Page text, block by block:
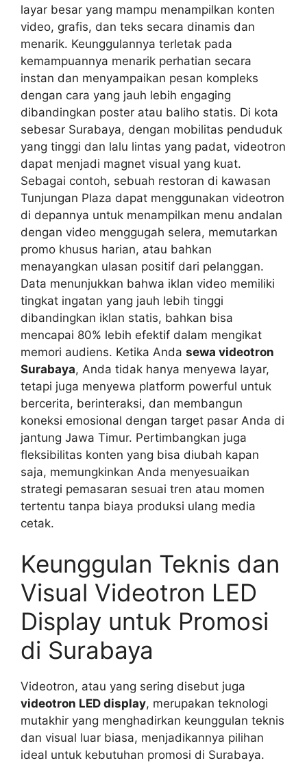
layar besar yang mampu menampilkan konten
video, grafis, dan teks secara dinamis dan
menarik. Keunggulannya terletak pada
kemampuannya menarik perhatian secara
instan dan menyampaikan pesan kompleks
dengan cara yang jauh lebih engaging
dibandingkan poster atau baliho statis. Di kota
sebesar Surabaya, dengan mobilitas penduduk
yang tinggi dan lalu lintas yang padat, videotron
dapat menjadi magnet visual yang kuat.
Sebagai contoh, sebuah restoran di kawasan
Tunjungan Plaza dapat menggunakan videotron
di depannya untuk menampilkan menu andalan
dengan video menggugah selera, memutarkan
promo khusus harian, atau bahkan
menayangkan ulasan positif dari pelanggan.
Data menunjukkan bahwa iklan video memiliki
tingkat ingatan yang jauh lebih tinggi
dibandingkan iklan statis, bahkan bisa
mencapai 80% lebih efektif dalam mengikat
memori audiens. Ketika Anda sewa videotron
Surabaya, Anda tidak hanya menyewa layar,
tetapi juga menyewa platform powerful untuk
bercerita, berinteraksi, dan membangun
koneksi emosional dengan target pasar Anda di
jantung Jawa Timur. Pertimbangkan juga
fleksibilitas konten yang bisa diubah kapan
saja, memungkinkan Anda menyesuaikan
strategi pemasaran sesuai tren atau momen
tertentu tanpa biaya produksi ulang media
cetak.
Keunggulan Teknis dan
Visual Videotron LED
Display untuk Promosi
di Surabaya
Videotron, atau yang sering disebut juga
videotron LED display, merupakan teknologi
mutakhir yang menghadirkan keunggulan teknis
dan visual luar biasa, menjadikannya pilihan
ideal untuk kebutuhan promosi di Surabaya.